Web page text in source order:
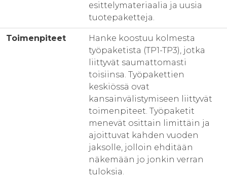
esittelymateriaalia ja uusia
tuotepaketteja.
Toimenpiteet
Hanke koostuu kolmesta
työpaketista (TP1-TP3), jotka
liittyvät saumattomasti
toisiinsa. Työpakettien
keskiössä ovat
kansainvälistymiseen liittyvät
toimenpiteet. Työpaketit
menevät osittain limittäin ja
ajoittuvat kahden vuoden
jaksolle, jolloin ehditään
näkemään jo jonkin verran
tuloksia.